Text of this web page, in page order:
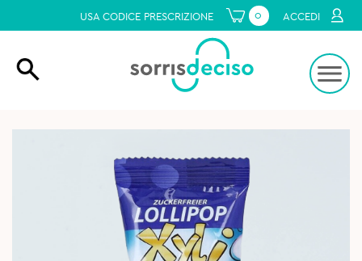
USA CODICE PRESCRIZIONE 0 ACCEDI